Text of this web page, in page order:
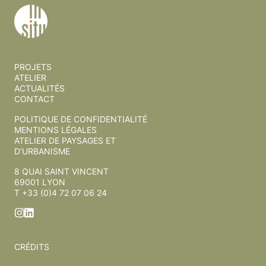
PROJETS
ATELIER
ACTUALITÉS
CONTACT
POLITIQUE DE CONFIDENTIALITÉ
MENTIONS LÉGALES
ATELIER DE PAYSAGES ET
D’URBANISME
8 QUAI SAINT VINCENT
69001 LYON
T +33 (0)4 72 07 06 24
CRÉDITS